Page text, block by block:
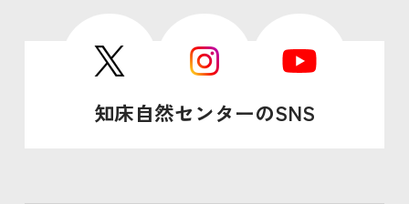
知床自然センターのSNS